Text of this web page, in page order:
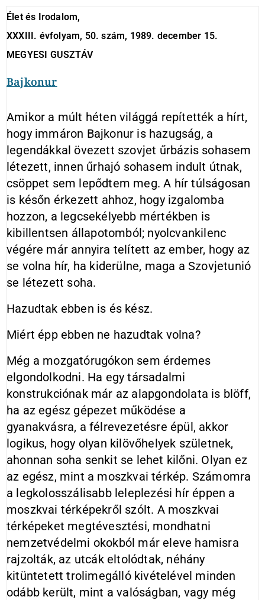
Élet és Irodalom,
XXXIII. évfolyam, 50. szám, 1989. december 15.
MEGYESI GUSZTÁV
Bajkonur
Amikor a múlt héten világgá repítették a hírt,
hogy immáron Bajkonur is hazugság, a
legendákkal övezett szovjet űrbázis sohasem
létezett, innen űrhajó sohasem indult útnak,
csöppet sem lepődtem meg. A hír túlságosan
is későn érkezett ahhoz, hogy izgalomba
hozzon, a legcsekélyebb mértékben is
kibillentsen állapotomból; nyolcvankilenc
végére már annyira telített az ember, hogy az
se volna hír, ha kiderülne, maga a Szovjetunió
se létezett soha.
Hazudtak ebben is és kész.
Miért épp ebben ne hazudtak volna?
Még a mozgatórugókon sem érdemes
elgondolkodni. Ha egy társadalmi
konstrukciónak már az alapgondolata is blöff,
ha az egész gépezet működése a
gyanakvásra, a félrevezetésre épül, akkor
logikus, hogy olyan kilövőhelyek születnek,
ahonnan soha senkit se lehet kilőni. Olyan ez
az egész, mint a moszkvai térkép. Számomra
a legkolosszálisabb leleplezési hír éppen a
moszkvai térképekről szólt. A moszkvai
térképeket megtévesztési, mondhatni
nemzetvédelmi okokból már eleve hamisra
rajzolták, az utcák eltolódtak, néhány
kitüntetett trolimegálló kivételével minden
odább került, mint a valóságban, vagy még